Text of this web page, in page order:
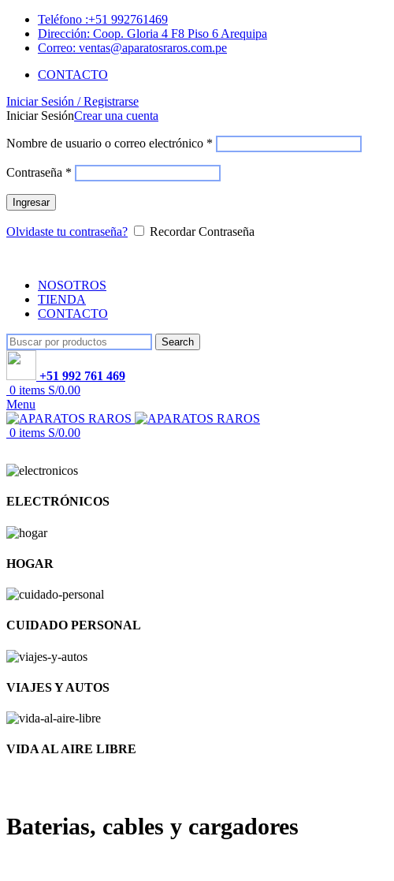
Teléfono :+51 992761469
Dirección: Coop. Gloria 4 F8 Piso 6 Arequipa
Correo: ventas@aparatosraros.com.pe
CONTACTO
Iniciar Sesión / Registrarse
Iniciar SesiónCrear una cuenta
Nombre de usuario o correo electrónico *
Contraseña *
Ingresar
Olvidaste tu contraseña? Recordar Contraseña
NOSOTROS
TIENDA
CONTACTO
Search
+51 992 761 469
0 items S/0.00
Menu
0 items S/0.00
ELECTRÓNICOS
HOGAR
CUIDADO PERSONAL
VIAJES Y AUTOS
VIDA AL AIRE LIBRE
Baterias, cables y cargadores